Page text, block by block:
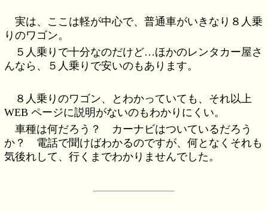
実は、ここは軽が中心で、普通車がいきなり８人乗
りのワゴン。
５人乗りで十分なのだけど…ほかのレンタカー屋さ
んなら、５人乗りで安いのもあります。
８人乗りのワゴン、とわかっていても、それ以上
WEB ページに説明がないのもわかりにくい。
車種は何だろう？ カーナビはついているだろう
か？ 電話で聞けばわかるのですが、何となくそれも
気後れして、行くまでわかりませんでした。